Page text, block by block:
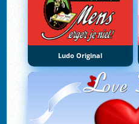
Ludo Original